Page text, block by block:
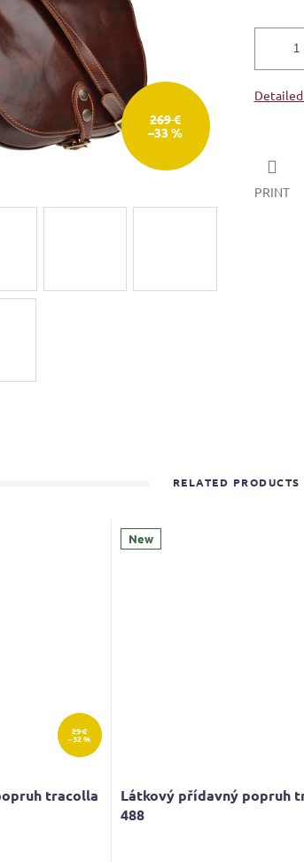
269 €
–33 %
PRINT
RELATED PRODUCTS
25 €
–32 %
tracolla
New
Látkový přídavný popruh
488